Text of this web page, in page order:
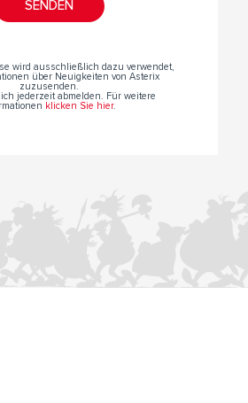
wird ausschließlich dazu verwendet,
über Neuigkeiten von Asterix
zuzusenden.
jederzeit abmelden. Für weitere
klicken Sie hier.